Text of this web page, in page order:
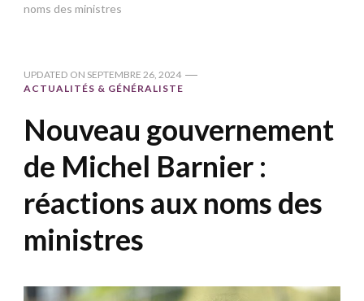
noms des ministres
UPDATED ON SEPTEMBRE 26, 2024
ACTUALITÉS & GÉNÉRALISTE
Nouveau gouvernement
de Michel Barnier :
réactions aux noms des
ministres